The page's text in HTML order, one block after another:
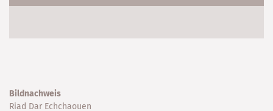
Bildnachweis
Riad Dar Echchaouen